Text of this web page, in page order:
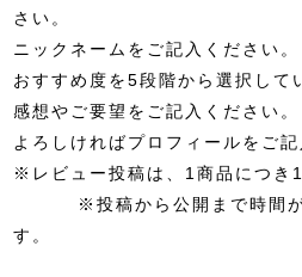
さい。
ニックネームをご記入ください。
おすすめ度を5段階から選択して
感想やご要望をご記入ください。
よろしければプロフィールをご記
※レビュー投稿は、1商品につき
※投稿から公開まで時間が
す。